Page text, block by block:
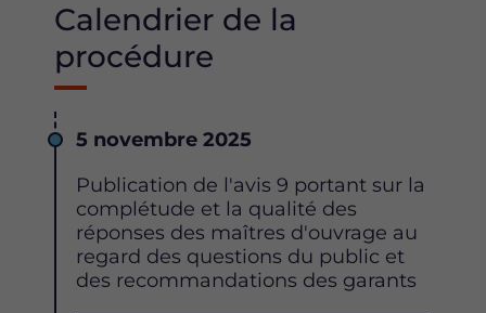
Calendrier de la
procédure
Date
5 novembre 2025
Description
Publication de l'avis 9 portant sur la
complétude et la qualité des
réponses des maîtres d'ouvrage au
regard des questions du public et
des recommandations des garants